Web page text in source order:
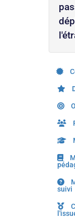
suivi